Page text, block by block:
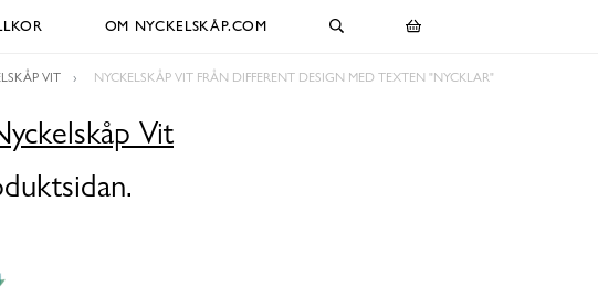
OM NYCKELSKÅP.COM
VIT NYCKELSKÅP VIT FRÅN DIFFERENT DESIGN MED TEXTEN "NYCKLAR"
Vit